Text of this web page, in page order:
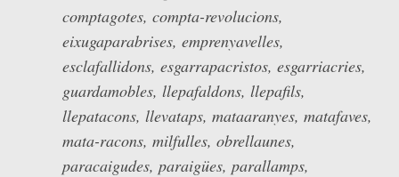
comptagotes, compta-revolucions,
eixugaparabrises, emprenyavelles,
esclafallidons, esgarrapacristos, esgarriacries,
guardamobles, llepafaldons, llepafils,
llepatacons, llevataps, mataaranyes, matafaves,
mata-racons, milfulles, obrellaunes,
paracaigudes, paraigües, parallamps,